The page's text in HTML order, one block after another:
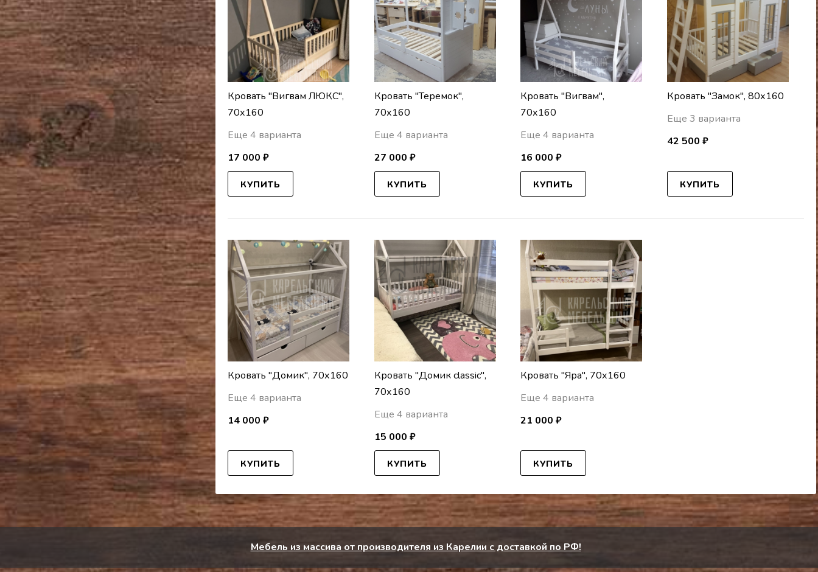
Кровать "Вигвам ЛЮКС",
70х160
Еще 4 варианта
17 000 ₽
КУПИТЬ
Кровать "Теремок",
70х160
Еще 4 варианта
27 000 ₽
КУПИТЬ
Кровать "Вигвам",
70х160
Еще 4 варианта
16 000 ₽
КУПИТЬ
Кровать "Замок", 80х160
Еще 3 варианта
42 500 ₽
КУПИТЬ
Кровать "Домик", 70х160
Еще 4 варианта
14 000 ₽
КУПИТЬ
Кровать "Домик classic",
70х160
Еще 4 варианта
15 000 ₽
КУПИТЬ
Кровать "Яра", 70х160
Еще 4 варианта
21 000 ₽
КУПИТЬ
Мебель из массива от производителя из Карелии с доставкой по РФ!